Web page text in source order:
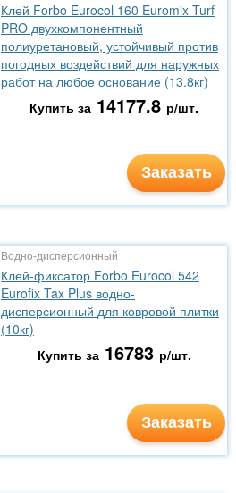
Клей Forbo Eurocol 160 Euromix Turf
PRO двухкомпонентный
полиуретановый, устойчивый против
погодных воздействий для наружных
работ на любое основание (13.8кг)
Купить за 14177.8 р/шт.
Заказать
Водно-дисперсионный
Клей-фиксатор Forbo Eurocol 542
Eurofix Tax Plus водно-
дисперсионный для ковровой плитки
(10кг)
Купить за 16783 р/шт.
Заказать